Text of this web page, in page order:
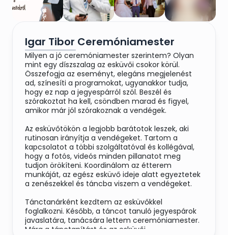
Igar Tibor Ceremóniamester
Milyen a jó ceremóniamester szerintem? Olyan
mint egy díszszalag az esküvői csokor körül.
Összefogja az eseményt, elegáns megjelenést
ad, színesíti a programokat, ugyanakkor tudja,
hogy ez nap a jegyespárról szól. Beszél és
szórakoztat ha kell, csöndben marad és figyel,
amikor már jól szórakoznak a vendégek.
Az esküvőtökön a legjobb barátotok leszek, aki
rutinosan irányítja a vendégeket. Tartom a
kapcsolatot a többi szolgáltatóval és kollégával,
hogy a fotós, videós minden pillanatot meg
tudjon örökíteni. Koordinálom az étterem
munkáját, az egész esküvő ideje alatt egyeztetek
a zenészekkel és táncba viszem a vendégeket.
Tánctanárként kezdtem az esküvőkkel
foglalkozni. Később, a táncot tanuló jegyespárok
javaslatára, tanácsára lettem ceremóniamester.
Mára a tánctanítást és az esküvői